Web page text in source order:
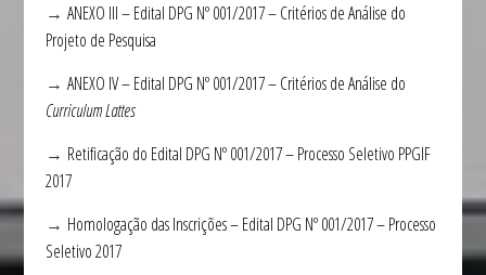
→ANEXO III – Edital DPG Nº 001/2017 – Critérios de Análise do
Projeto de Pesquisa
→ANEXO IV – Edital DPG Nº 001/2017 – Critérios de Análise do
Curriculum Lattes
→ Retificação do Edital DPG Nº 001/2017 – Processo Seletivo PPGIF
2017
→ Homologação das Inscrições – Edital DPG Nº 001/2017 – Processo
Seletivo 2017